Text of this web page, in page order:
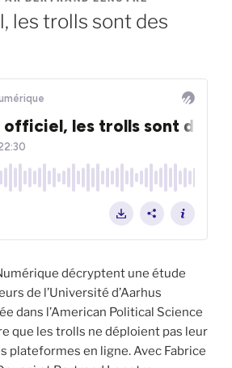
les trolls sont des
décryptent une étude
de l’Université d’Aarhus
dans l’American Political Science
que les trolls ne déploient pas leur
plateformes en ligne. Avec Fabrice